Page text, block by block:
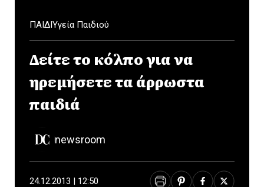
ΠΑΙΔΙΥγεία Παιδιού
Δείτε το κόλπο για να
ηρεμήσετε τα άρρωστα
παιδιά
newsroom
24.12.2013 | 12:50